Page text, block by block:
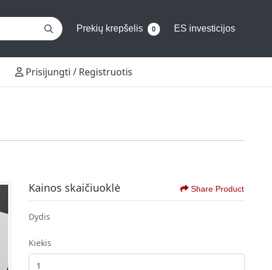
Prekių krepšelis 0 ES investicijos
Prisijungti / Registruotis
Prisijungti / Registruotis
Kainos skaičiuoklė Share Product
Dydis
Kiekis